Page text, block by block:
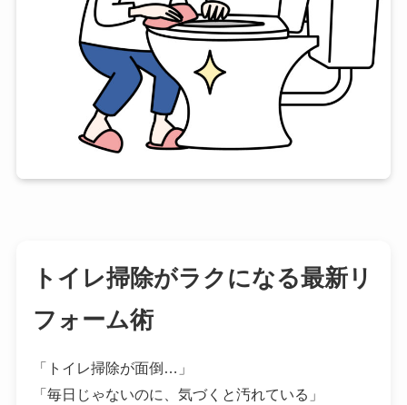
トイレ掃除がラクになる最新リ
フォーム術
「トイレ掃除が面倒…」
「毎日じゃないのに、気づくと汚れている」